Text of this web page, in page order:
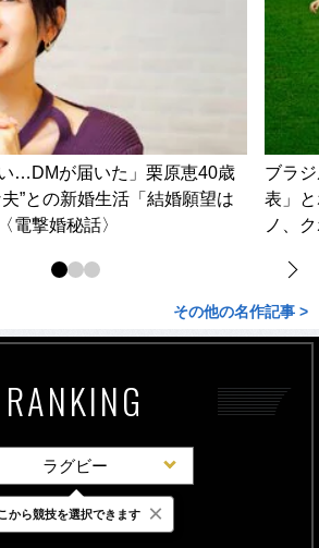
…DMが届いた」栗原恵40歳
”との新婚生活「結婚願望は
電撃婚秘話〉
ブラ
表」
ノ、
その他の名作記事 >
RANKING
ラグビー
24時間 週間
から競技を選択できます ×